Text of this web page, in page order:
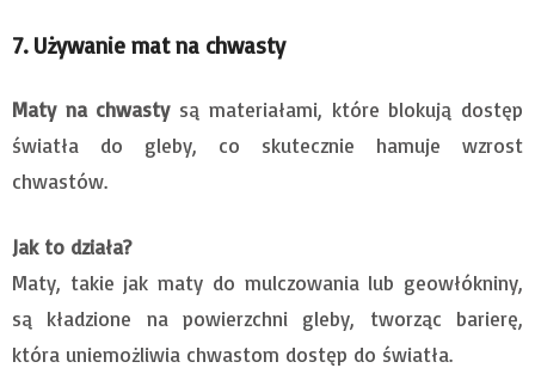
7. Używanie mat na chwasty
Maty na chwastysą materiałami, które blokują dostęp
światła do gleby, co skutecznie hamuje wzrost
chwastów.
Jak to działa?
Maty, takie jak maty do mulczowania lub geowłókniny,
są kładzione na powierzchni gleby, tworząc barierę,
która uniemożliwia chwastom dostęp do światła.